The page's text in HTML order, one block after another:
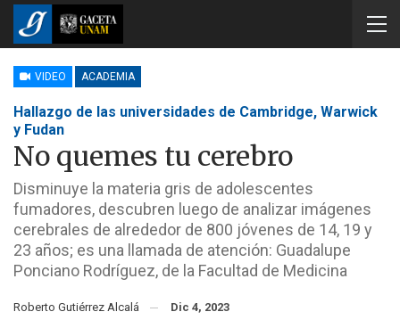
VIDEO ACADEMIA
Hallazgo de las universidades de Cambridge, Warwick
y Fudan
No quemes tu cerebro
Disminuye la materia gris de adolescentes
fumadores, descubren luego de analizar imágenes
cerebrales de alrededor de 800 jóvenes de 14, 19 y
23 años; es una llamada de atención: Guadalupe
Ponciano Rodríguez, de la Facultad de Medicina
Roberto Gutiérrez Alcalá Dic 4, 2023